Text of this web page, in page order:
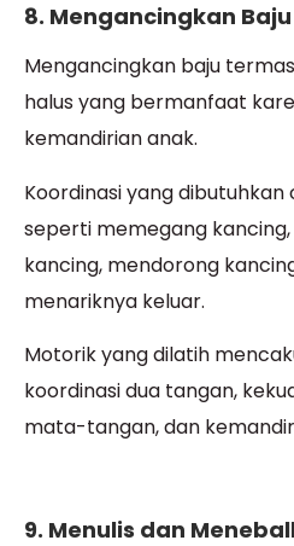
8. Mengancingkan Baju
Mengancingkan baju
halus yang bermanfaat
kemandirian anak.
Koordinasi yang dibutuhkan
seperti memegang
kancing, mendorong
menariknya keluar.
Motorik yang dilatih
koordinasi dua tangan,
mata-tangan, dan
9. Menulis dan